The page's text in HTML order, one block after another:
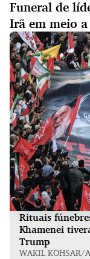
Funeral de
Irã em meio
Rituais
Khamenei
Trump
WAKIL KOHSAR/